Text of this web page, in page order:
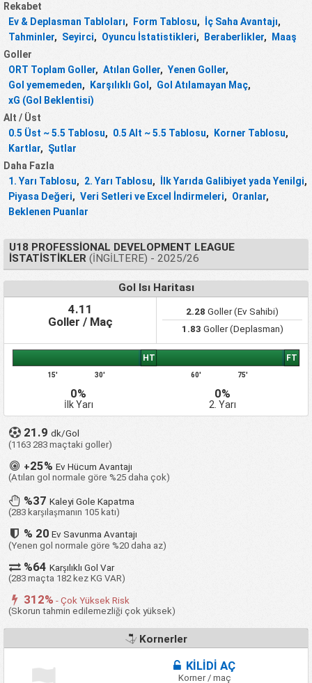
Rekabet
Ev & Deplasman Tabloları, Form Tablosu, İç Saha Avantajı,
Tahminler, Seyirci, Oyuncu İstatistikleri, Beraberlikler,
Maaş
Goller
ORT Toplam Goller, Atılan Goller, Yenen Goller,
Gol yememeden, Karşılıklı Gol , Gol Atılamayan Maç,
xG (Gol Beklentisi)
Alt / Üst
0.5 Üst ~ 5.5 Tablosu, 0.5 Alt ~ 5.5 Tablosu, Korner Tablosu,
Kartlar, Şutlar
Daha Fazla
1. Yarı Tablosu, 2. Yarı Tablosu, İlk Yarıda Galibiyet yada Yenilgi,
Piyasa Değeri, Veri Setleri ve Excel İndirmeleri, Oranlar,
Beklenen Puanlar
U18 PROFESSIONAL DEVELOPMENT LEAGUE
İSTATISTIKLER(İNGILTERE) - 2025/26
Gol Isı Haritası
4.11
Goller / Maç
2.28 Goller (Ev Sahibi)
1.83 Goller (Deplasman)
15' 30'
HT
60' 75'
FT
0%
İlk Yarı
0%
2. Yarı
21.9dk/Gol
(1163 283 maçtaki goller)
+25% Ev Hücum Avantajı
(Atılan gol normale göre %25 daha çok)
%37Kaleyi Gole Kapatma
(283 karşılaşmanın 105 katı)
% 20 Ev Savunma Avantajı
(Yenen gol normale göre %20 daha az)
%64Karşılıklı Gol Var
(283 maçta 182 kez KG VAR)
312% - Çok Yüksek Risk
(Skorun tahmin edilemezliği çok yüksek)
Kornerler
KİLİDİ AÇ
Korner / maç